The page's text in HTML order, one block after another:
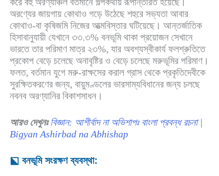
অরণ্যের জায়গায় কোথাও গড়ে উঠেছে শহুরে সভ্যতা আবার
কোথাও-বা কৃষিজমি নিজের আত্মবিস্তার ঘটিয়েছে। আন্তর্জাতিক
হিসাবানুযায়ী যেখানে ৩৩.৩% বনভূমি থাকা প্রয়োজন সেখানে
ভারতে তার পরিমাণ মাত্র ২৩%, যার অবশ্যস্বীকার্য ফলশ্রুতিতে
প্রকোপ বেড়ে চলেছে অনাবৃষ্টির ও বেড়ে চলেছে মরুভূমির পরিমাণ।
ফলত, বর্তমান যুগে মরু-রাক্ষসের করাল গ্রাস থেকে প্রকৃতিদেবীকে
সুরক্ষিতকরণের জন্য, বায়ুমণ্ডলের ভারসাম্যবিধানের জন্য চলছে
নবনব অরণ্যানির বিকাশসাধন।
আরও দেখুনঃ বিজ্ঞান: আশীর্বাদ না অভিশাপঃ বাংলা প্রবন্ধ রচনা |
Bigyan Ashirbad na Abhishap
⬕ বনভূমি সংরক্ষণ ব্যবস্থা: